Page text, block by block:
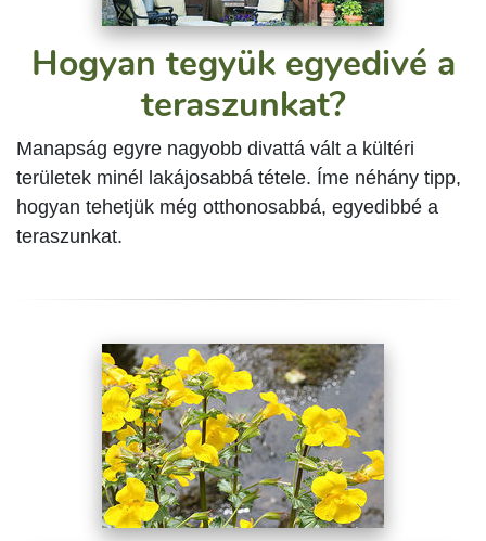
Hogyan tegyük egyedivé a
teraszunkat?
Manapság egyre nagyobb divattá vált a kültéri
területek minél lakájosabbá tétele. Íme néhány tipp,
hogyan tehetjük még otthonosabbá, egyedibbé a
teraszunkat.